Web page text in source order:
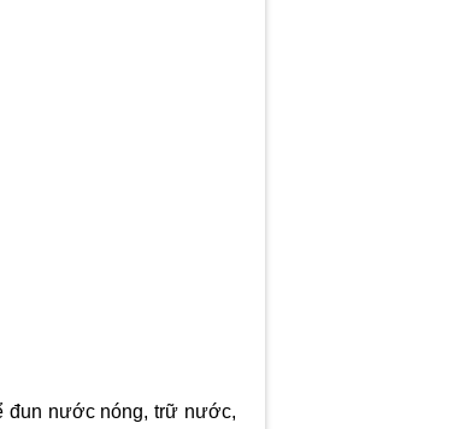
đun nước nóng, trữ nước,